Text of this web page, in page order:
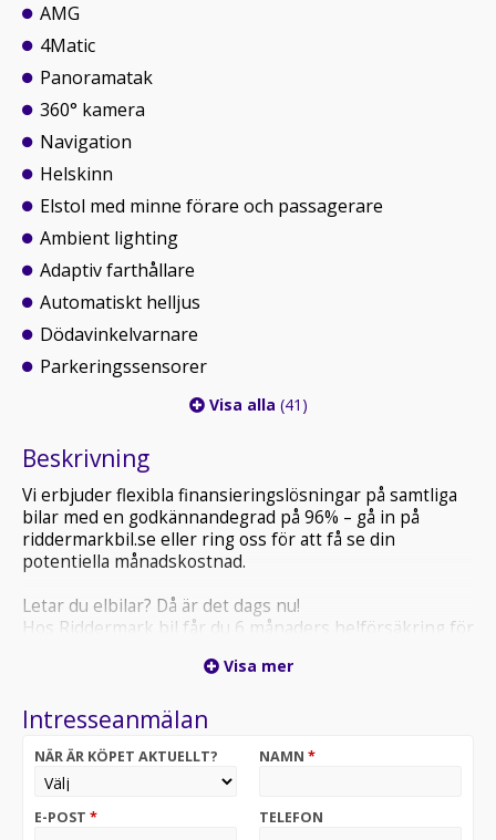
AMG
4Matic
Panoramatak
360° kamera
Navigation
Helskinn
Elstol med minne förare och passagerare
Ambient lighting
Adaptiv farthållare
Automatiskt helljus
Dödavinkelvarnare
Parkeringssensorer
Visa alla (41)
Beskrivning
Vi erbjuder flexibla finansieringslösningar på samtliga
bilar med en godkännandegrad på 96% – gå in på
riddermarkbil.se eller ring oss för att få se din
potentiella månadskostnad.
Letar du elbilar? Då är det dags nu!
Hos Riddermark bil får du 6 månaders helförsäkring för
Välj bland 700 leveransklara elbilar - Riddermark bil!
Riddermark Bil har Sveriges NÖJDASTE kunder enligt
*THH99A* *Vi tar emot alla inbyten och erbjuder
hemleverans i hela Sverige!*
Nu finns möjligheten att förvärva en exklusiv
Visa mer
Intresseanmälan
NÄR ÄR KÖPET AKTUELLT? NAMN *
E-POST * TELEFON